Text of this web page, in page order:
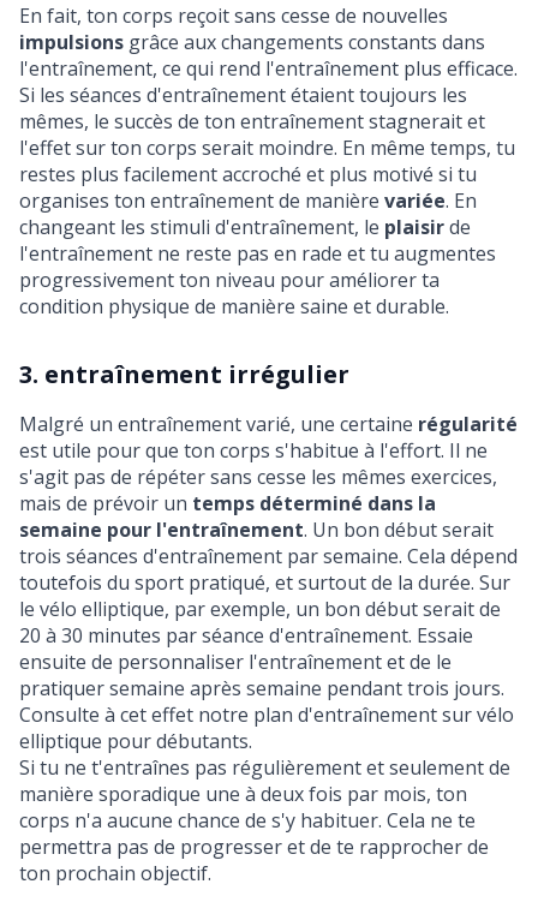
En fait, ton corps reçoit sans cesse de nouvelles
impulsions grâce aux changements constants dans
l'entraînement, ce qui rend l'entraînement plus efficace.
Si les séances d'entraînement étaient toujours les
mêmes, le succès de ton entraînement stagnerait et
l'effet sur ton corps serait moindre. En même temps, tu
restes plus facilement accroché et plus motivé si tu
organises ton entraînement de manière variée. En
changeant les stimuli d'entraînement, le plaisirde
l'entraînement ne reste pas en rade et tu augmentes
progressivement ton niveau pour améliorer ta
condition physique de manière saine et durable.
3. entraînement irrégulier
Malgré un entraînement varié, une certaine régularité
est utile pour que ton corps s'habitue à l'effort. Il ne
s'agit pas de répéter sans cesse les mêmes exercices,
mais de prévoir un temps déterminé dans la
semaine pour l'entraînement. Un bon début serait
trois séances d'entraînement par semaine. Cela dépend
toutefois du sport pratiqué, et surtout de la durée. Sur
le vélo elliptique, par exemple, un bon début serait de
20 à 30 minutes par séance d'entraînement. Essaie
ensuite de personnaliser l'entraînement et de le
pratiquer semaine après semaine pendant trois jours.
Consulte à cet effet notre plan d'entraînement sur vélo
elliptique pour débutants.
Si tu ne t'entraînes pas régulièrement et seulement de
manière sporadique une à deux fois par mois, ton
corps n'a aucune chance de s'y habituer. Cela ne te
permettra pas de progresser et de te rapprocher de
ton prochain objectif.